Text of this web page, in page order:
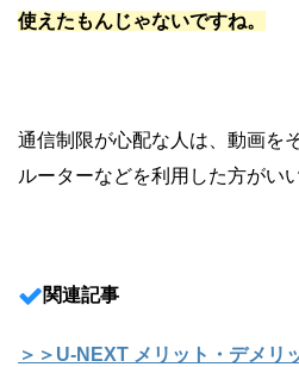
使えたもんじゃないですね。
通信制限が心配な人は、動画を
ルーターなどを利用した方がい
関連記事
＞＞U-NEXT メリット・デメリ